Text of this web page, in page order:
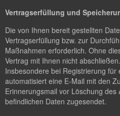
Vertragserfüllung und
Die von Ihnen bereit gestellten
Vertragserfüllung bzw. zur
Maßnahmen erforderlich. Ohne
Vertrag mit Ihnen nicht abschließen.
Insbesondere bei Registrierung
automatisiert eine E-Mail mit den
Erinnerungsmail vor Löschung des
befindlichen Daten zugesendet.